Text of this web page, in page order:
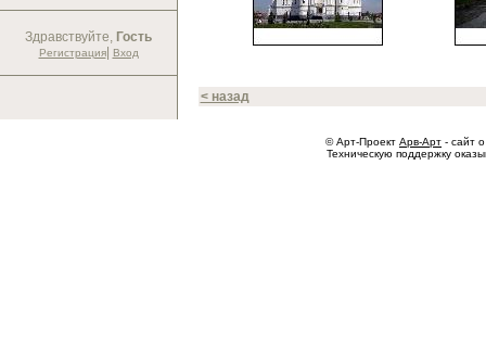
Здравствуйте, Гость
Регистрация| Вход
< назад
© Арт-Проект Арв-Арт - сайт
Техническую поддержку